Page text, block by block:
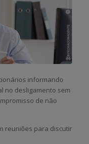
informando
no desligamento sem
de não
reuniões para discutir